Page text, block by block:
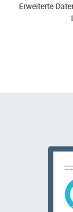
Erweiterte